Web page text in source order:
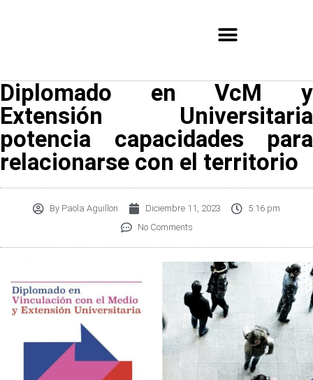
Diplomado en VcM y
Extensión Universitaria
potencia capacidades para
relacionarse con el territorio
By Paola Aguillon Diciembre 11, 2023
5:16 pm
No Comments